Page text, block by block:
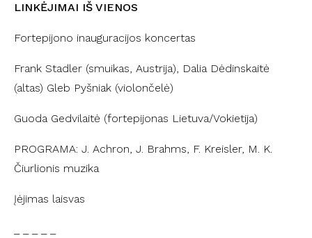
LINKĖJIMAI IŠ VIENOS
Fortepijono inauguracijos koncertas
Frank Stadler (smuikas, Austrija), Dalia Dėdinskaitė
(altas) Gleb Pyšniak (violončelė)
Guoda Gedvilaitė (fortepijonas Lietuva/Vokietija)
PROGRAMA: J. Achron, J. Brahms, F. Kreisler, M. K.
Čiurlionis muzika
Įėjimas laisvas